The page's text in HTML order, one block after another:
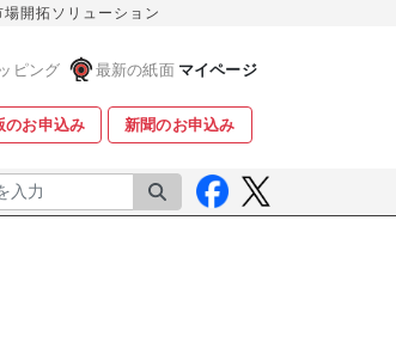
場開拓ソリューション
ピング 最新の紙面 マイページ
のお申込み 新聞のお申込み
検索